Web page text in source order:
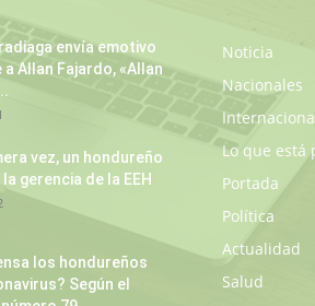
envía emotivo
a Allan Fajardo, «Allan
vez, un hondureño
gerencia de la EEH
los hondureños
Según el
Noticia
Nacionales
Lo que está
Portada
Política
Actualidad
Salud